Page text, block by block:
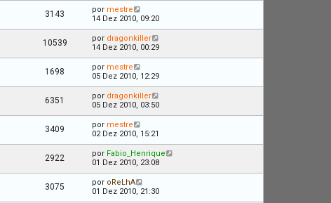
3143 por mestre
14 Dez 2010, 09:20
10539 por dragonkiller
14 Dez 2010, 00:29
1698 por mestre
05 Dez 2010, 12:29
6351 por dragonkiller
05 Dez 2010, 03:50
3409 por mestre
02 Dez 2010, 15:21
2922 por Fabio_Henrique
01 Dez 2010, 23:08
3075 por oReLhA
01 Dez 2010, 21:30